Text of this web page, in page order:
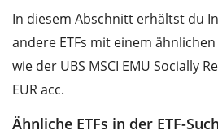
In diesem Abschnitt erhältst du
andere ETFs mit einem
wie der UBS MSCI EMU Socially
EUR acc.
Ähnliche ETFs in der ETF-